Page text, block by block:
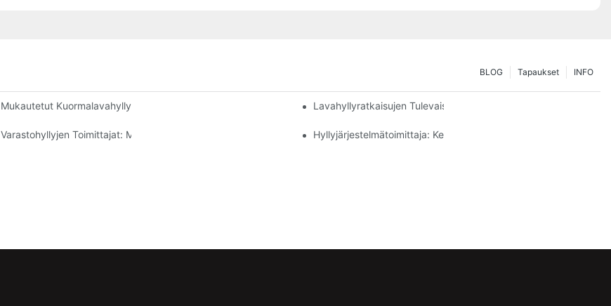
INFO
Tapaukset
BLOG
Mukautetut Kuormalavahyllyvaihtoehdot: Varastointitarpeidesi RäätälöintiLavahyllyratkaisujen Tulevaisuus: Trendit Ja Innovaatiot
Varastohyllyjen Toimittajat: Mitä Etsiä Hyllyjärjestelmätoimittaja: Keskeiset Tekijät Oikean Kumppanin